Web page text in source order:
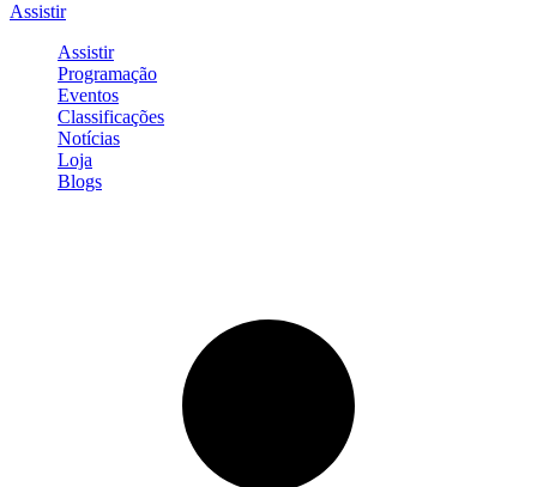
Assistir
Assistir
Programação
Eventos
Classificações
Notícias
Loja
Blogs